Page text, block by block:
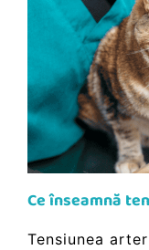
Ce înseamnă
Tensiunea